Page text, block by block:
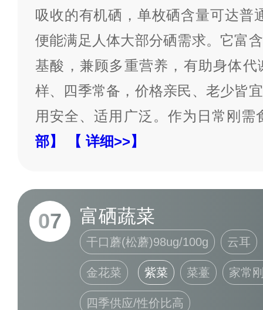
吸收的有机硒，单枚硒含量可达普
便能满足人体大部分硒需求。它富
基酸，兼顾多重营养，有助身体
样、四季常备，价格亲民、老少皆
用安全、适用广泛。作为日常刚需
部】
【 详细>>】
07 富硒蔬菜
干口蘑(松蘑)98ug/100g 云耳
金花菜 紫菜 菜薹 家常
四季供应/性价比高